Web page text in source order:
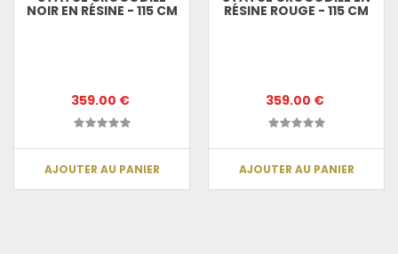
NOIR EN RÉSINE - 115 CM
359.00 €
AJOUTER AU PANIER
RÉSINE ROUGE - 115 CM
359.00 €
AJOUTER AU PANIER